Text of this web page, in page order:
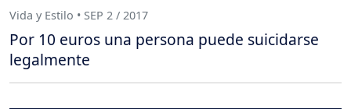
Vida y Estilo • SEP 2 / 2017
Por 10 euros una persona puede suicidarse
legalmente